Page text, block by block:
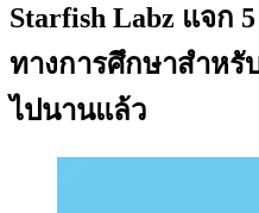
Starfish Labz แจก
ทางการศึกษาสำห
ไปนานแล้ว